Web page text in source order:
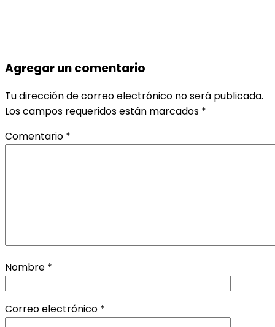
Agregar un comentario
Tu dirección de correo electrónico no será publicada.
Los campos requeridos están marcados *
Comentario *
Nombre *
Correo electrónico *